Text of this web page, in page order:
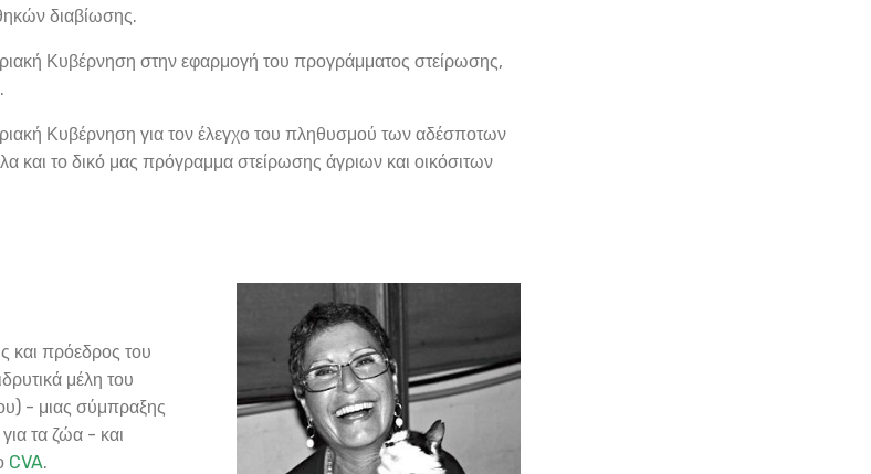
διαβίωσης.
Κυβέρνηση στην εφαρμογή του προγράμματος στείρωσης,
Κυβέρνηση για τον έλεγχο του πληθυσμού των αδέσποτων
και το δικό μας πρόγραμμα στείρωσης άγριων και οικόσιτων
και πρόεδρος του
μέλη του
- μιας σύμπραξης
τα ζώα - και
CVA.